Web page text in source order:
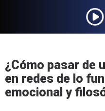
¿Cómo pasar de
en redes de lo
emocional y